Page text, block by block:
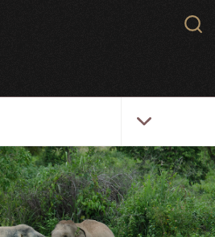
Menu
สัตว์ป่า
พื้นที่ธรรมชาติ